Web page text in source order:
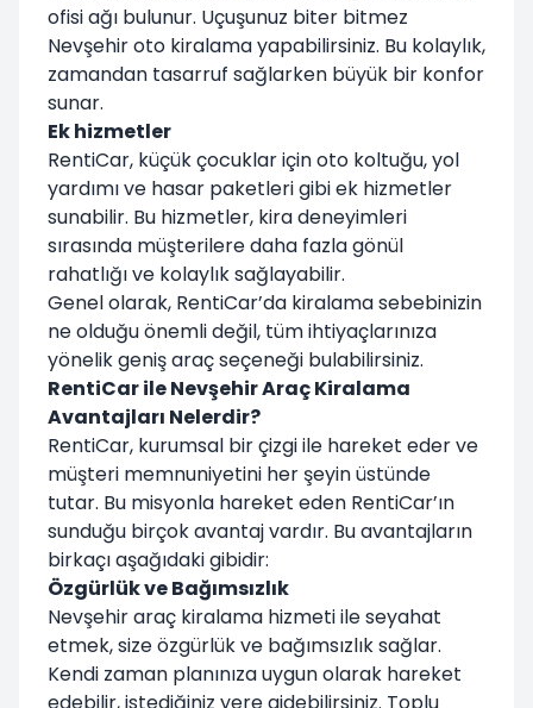
ofisi ağı bulunur. Uçuşunuz biter bitmez
Nevşehir oto kiralama yapabilirsiniz. Bu kolaylık,
zamandan tasarruf sağlarken büyük bir konfor
sunar.
Ek hizmetler
RentiCar, küçük çocuklar için oto koltuğu, yol
yardımı ve hasar paketleri gibi ek hizmetler
sunabilir. Bu hizmetler, kira deneyimleri
sırasında müşterilere daha fazla gönül
rahatlığı ve kolaylık sağlayabilir.
Genel olarak, RentiCar’da kiralama sebebinizin
ne olduğu önemli değil, tüm ihtiyaçlarınıza
yönelik geniş araç seçeneği bulabilirsiniz.
RentiCar ile Nevşehir Araç Kiralama
Avantajları Nelerdir?
RentiCar, kurumsal bir çizgi ile hareket eder ve
müşteri memnuniyetini her şeyin üstünde
tutar. Bu misyonla hareket eden RentiCar’ın
sunduğu birçok avantaj vardır. Bu avantajların
birkaçı aşağıdaki gibidir:
Özgürlük ve Bağımsızlık
Nevşehir araç kiralama hizmeti ile seyahat
etmek, size özgürlük ve bağımsızlık sağlar.
Kendi zaman planınıza uygun olarak hareket
edebilir, istediğiniz yere gidebilirsiniz. Toplu